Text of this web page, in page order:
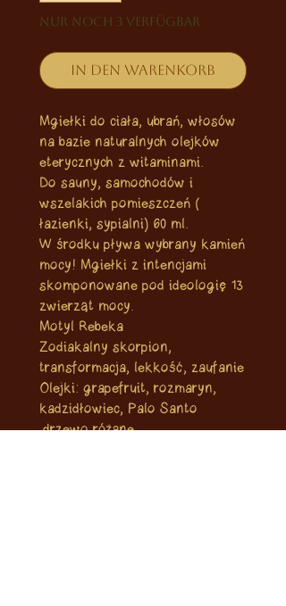
Nur noch 3 verfügbar
In den Warenkorb
Mgiełki do ciała, ubrań, włosów
na bazie naturalnych olejków
eterycznych z witaminami.
Do sauny, samochodów i
wszelakich pomieszczeń (
łazienki, sypialni) 60 ml.
W środku pływa wybrany kamień
mocy! Mgiełki z intencjami
skomponowane pod ideologię 13
zwierząt mocy.
Motyl Rebeka
Zodiakalny skorpion,
transformacja, lekkość, zaufanie
Olejki: grapefruit, rozmaryn,
kadzidłowiec, Palo Santo
,drzewo różane